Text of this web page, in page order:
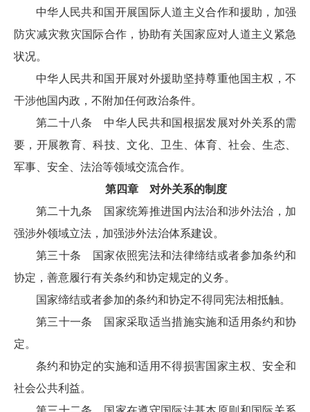
中华人民共和国开展国际人道主义合作和援助，加强
防灾减灾救灾国际合作，协助有关国家应对人道主义紧急
状况。
中华人民共和国开展对外援助坚持尊重他国主权，不
干涉他国内政，不附加任何政治条件。
第二十八条 中华人民共和国根据发展对外关系的需
要，开展教育、科技、文化、卫生、体育、社会、生态、
军事、安全、法治等领域交流合作。
第四章 对外关系的制度
第二十九条 国家统筹推进国内法治和涉外法治，加
强涉外领域立法，加强涉外法治体系建设。
第三十条 国家依照宪法和法律缔结或者参加条约和
协定，善意履行有关条约和协定规定的义务。
国家缔结或者参加的条约和协定不得同宪法相抵触。
第三十一条 国家采取适当措施实施和适用条约和协
定。
条约和协定的实施和适用不得损害国家主权、安全和
社会公共利益。